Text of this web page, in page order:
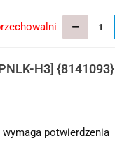
H3] {8141093}
potwierdzenia